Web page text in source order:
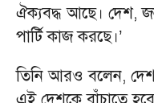
ঐক্যবদ্ধ আছে। দেশ,
পার্টি কাজ করছে।’
তিনি আরও বলেন,